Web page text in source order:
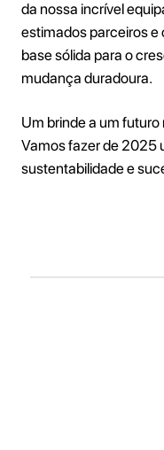
da nossa incrível
estimados parceiros e
base sólida para o
mudança duradoura.
Um brinde a um
Vamos fazer de 2025
sustentabilidade e